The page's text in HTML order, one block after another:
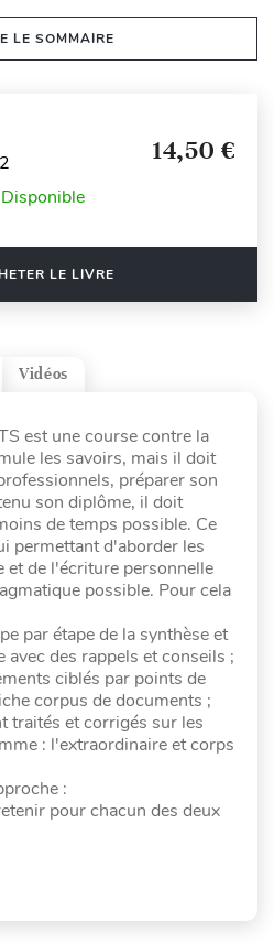
LE SOMMAIRE
14,50 €
Disponible
LE LIVRE
Vidéos
est une course contre la
les savoirs, mais il doit
préparer son
son diplôme, il doit
de temps possible. Ce
permettant d'aborder les
et de l'écriture personnelle
possible. Pour cela
par étape de la synthèse et
des rappels et conseils ;
ciblés par points de
corpus de documents ;
traités et corrigés sur les
: l'extraordinaire et corps
:
pour chacun des deux